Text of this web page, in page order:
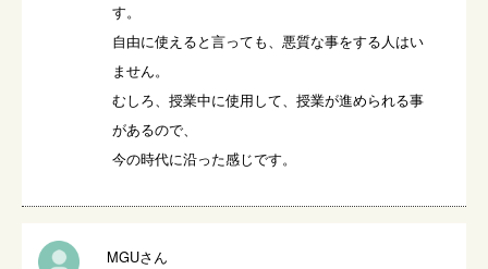
す。
自由に使えると言っても、悪質な事をする人はい
ません。
むしろ、授業中に使用して、授業が進められる事
があるので、
今の時代に沿った感じです。
MGUさん